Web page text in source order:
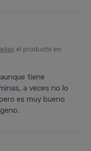
el producto en
tiene
a veces no lo
es muy bueno